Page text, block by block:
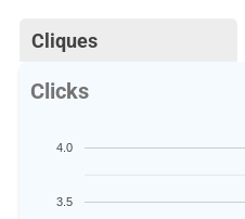
Cliques
Clicks
3.5
4.0